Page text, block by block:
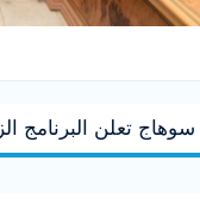
تعلن البرنامج